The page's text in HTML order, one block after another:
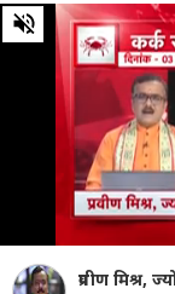
0
of
seconds
प्रवीण मिश्र,